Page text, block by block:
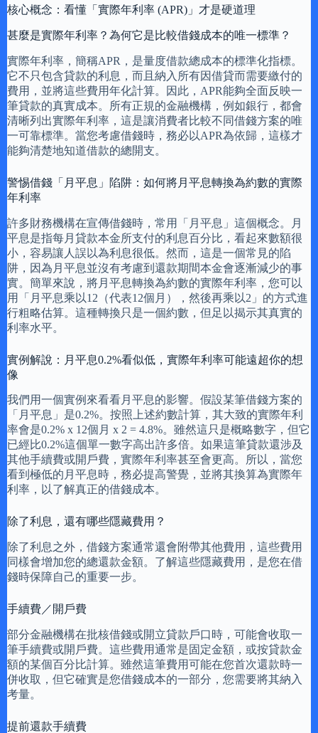
核心概念：看懂「實際年利率 (APR)」才是硬道理
甚麼是實際年利率？為何它是比較借錢成本的唯一標準？
實際年利率，簡稱APR，是量度借款總成本的標準化指標。
它不只包含貸款的利息，而且納入所有因借貸而需要繳付的
費用，並將這些費用年化計算。因此，APR能夠全面反映一
筆貸款的真實成本。所有正規的金融機構，例如銀行，都會
清晰列出實際年利率，這是讓消費者比較不同借錢方案的唯
一可靠標準。當您考慮借錢時，務必以APR為依歸，這樣才
能夠清楚地知道借款的總開支。
警惕借錢「月平息」陷阱：如何將月平息轉換為約數的實際
年利率
許多財務機構在宣傳借錢時，常用「月平息」這個概念。月
平息是指每月貸款本金所支付的利息百分比，看起來數額很
小，容易讓人誤以為利息很低。然而，這是一個常見的陷
阱，因為月平息並沒有考慮到還款期間本金會逐漸減少的事
實。簡單來說，將月平息轉換為約數的實際年利率，您可以
用「月平息乘以12（代表12個月），然後再乘以2」的方式進
行粗略估算。這種轉換只是一個約數，但足以揭示其真實的
利率水平。
實例解說：月平息0.2%看似低，實際年利率可能遠超你的想
像
我們用一個實例來看看月平息的影響。假設某筆借錢方案的
「月平息」是0.2%。按照上述約數計算，其大致的實際年利
率會是0.2% x 12個月 x 2 = 4.8%。雖然這只是概略數字，但它
已經比0.2%這個單一數字高出許多倍。如果這筆貸款還涉及
其他手續費或開戶費，實際年利率甚至會更高。所以，當您
看到極低的月平息時，務必提高警覺，並將其換算為實際年
利率，以了解真正的借錢成本。
除了利息，還有哪些隱藏費用？
除了利息之外，借錢方案通常還會附帶其他費用，這些費用
同樣會增加您的總還款金額。了解這些隱藏費用，是您在借
錢時保障自己的重要一步。
手續費／開戶費
部分金融機構在批核借錢或開立貸款戶口時，可能會收取一
筆手續費或開戶費。這些費用通常是固定金額，或按貸款金
額的某個百分比計算。雖然這筆費用可能在您首次還款時一
併收取，但它確實是您借錢成本的一部分，您需要將其納入
考量。
提前還款手續費